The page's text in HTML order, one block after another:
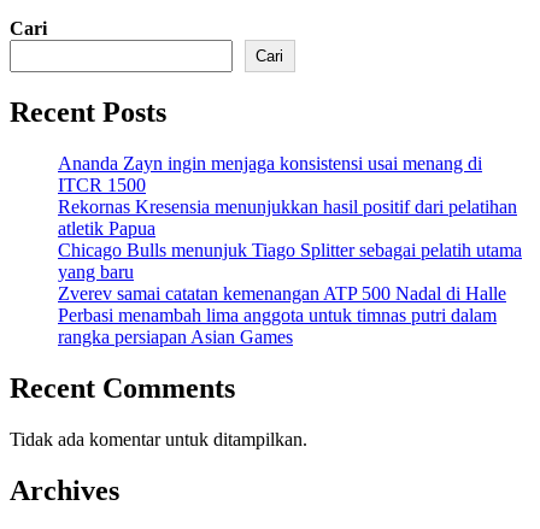
Cari
Cari
Recent Posts
Ananda Zayn ingin menjaga konsistensi usai menang di
ITCR 1500
Rekornas Kresensia menunjukkan hasil positif dari pelatihan
atletik Papua
Chicago Bulls menunjuk Tiago Splitter sebagai pelatih utama
yang baru
Zverev samai catatan kemenangan ATP 500 Nadal di Halle
Perbasi menambah lima anggota untuk timnas putri dalam
rangka persiapan Asian Games
Recent Comments
Tidak ada komentar untuk ditampilkan.
Archives